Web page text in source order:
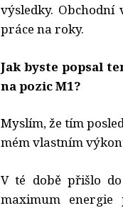
výsledky.
práce na roky.
Jak byste popsal
na pozic M1?
Myslím, že tím
mém vlastním
V té době přišlo
maximum energie